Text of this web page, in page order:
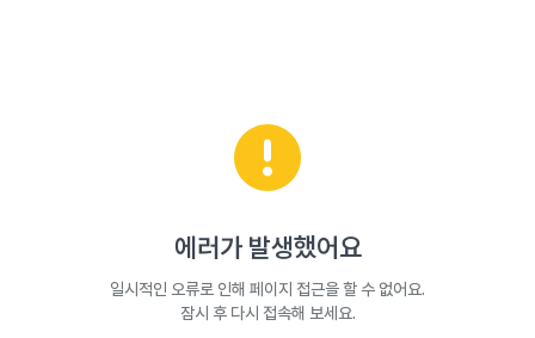
에러가 발생했어요
일시적인 오류로 인해 페이지 접근을 할 수 없어요.
잠시 후 다시 접속해 보세요.